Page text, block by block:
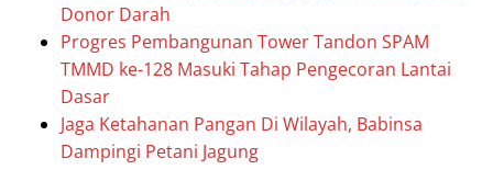
Donor Darah
Progres Pembangunan Tower Tandon SPAM
TMMD ke-128 Masuki Tahap Pengecoran Lantai
Dasar
Jaga Ketahanan Pangan Di Wilayah, Babinsa
Dampingi Petani Jagung